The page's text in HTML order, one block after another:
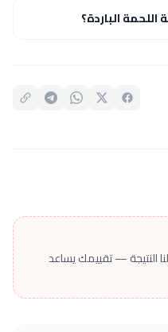
الباردة؟
النتيجة — تقييمك يساعد